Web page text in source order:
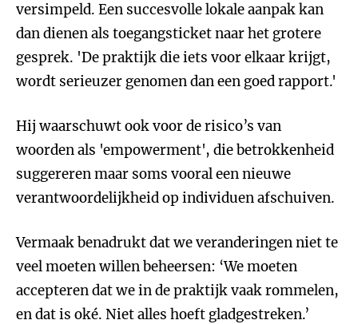
versimpeld. Een succesvolle lokale aanpak kan
dan dienen als toegangsticket naar het grotere
gesprek. 'De praktijk die iets voor elkaar krijgt,
wordt serieuzer genomen dan een goed rapport.'
Hij waarschuwt ook voor de risico’s van
woorden als 'empowerment', die betrokkenheid
suggereren maar soms vooral een nieuwe
verantwoordelijkheid op individuen afschuiven.
Vermaak benadrukt dat we veranderingen niet te
veel moeten willen beheersen: ‘We moeten
accepteren dat we in de praktijk vaak rommelen,
en dat is oké. Niet alles hoeft gladgestreken.’